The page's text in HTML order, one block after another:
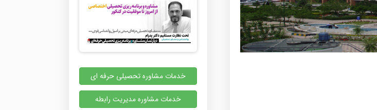
خدمات مشاوره تحصیلی حرفه ای
خدمات مشاوره مدیریت رابطه